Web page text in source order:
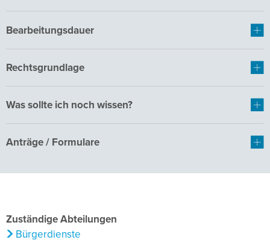
Bearbeitungsdauer
Rechtsgrundlage
Was sollte ich noch wissen?
Anträge / Formulare
Zuständige Abteilungen
Bürgerdienste